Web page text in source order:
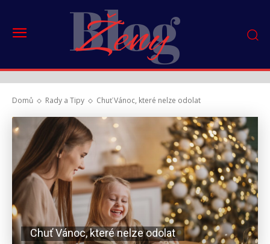
Blog
Ženy
Domů Rady a Tipy Chuť Vánoc, které nelze odolat
Chuť Vánoc, které nelze odolat